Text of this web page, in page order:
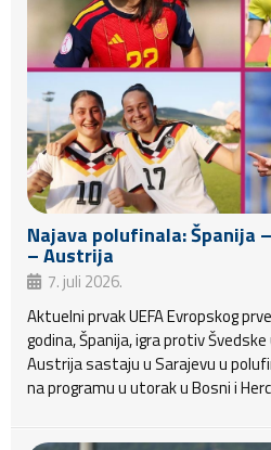
Najava polufinala: Španija
– Austrija
7. juli 2026.
Aktuelni prvak UEFA Evropskog
godina, Španija, igra protiv
Austrija sastaju u Sarajevu u
na programu u utorak u Bosni i